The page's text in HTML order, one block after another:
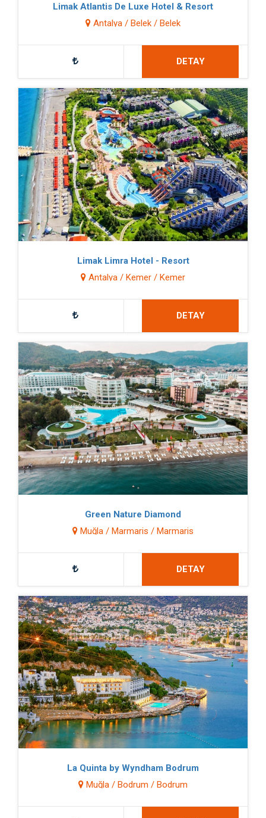
Limak Atlantis De Luxe Hotel & Resort
Antalya / Belek / Belek
DETAY
Limak Limra Hotel - Resort
Antalya / Kemer / Kemer
DETAY
Green Nature Diamond
Muğla / Marmaris / Marmaris
DETAY
La Quinta by Wyndham Bodrum
Muğla / Bodrum / Bodrum